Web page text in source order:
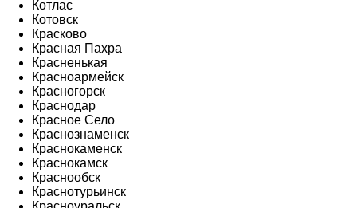
Котлас
Котовск
Красково
Красная Пахра
Красненькая
Красноармейск
Красногорск
Краснодар
Красное Село
Краснознаменск
Краснокаменск
Краснокамск
Краснообск
Краснотурьинск